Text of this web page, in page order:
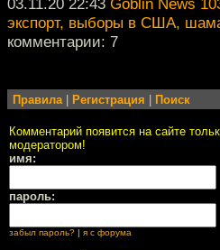
03.11.20 22:43 Goblin News
экспорт, выборы в США,
комментарии: 7
Правила| Регистрация Поиск
Комментарий появится на сайте
модератором!
имя:
пароль:
забыл пароль? | я с форума